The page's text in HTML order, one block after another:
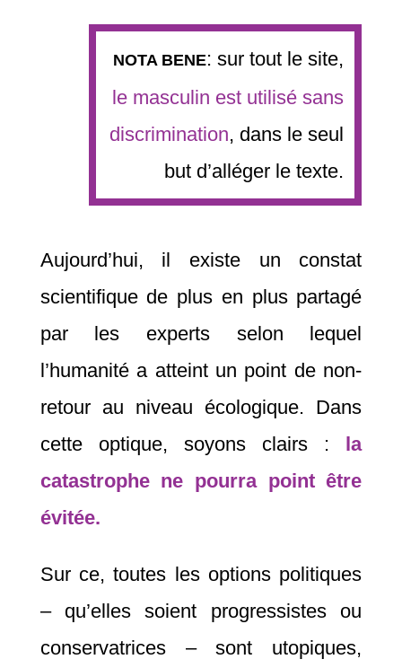
NOTA BENE: sur tout le site,
le masculin est utilisé sans
discrimination, dans le seul
but d’alléger le texte.
Aujourd’hui, il existe un constat
scientifique de plus en plus partagé
par les experts selon lequel
l’humanité a atteint un point de non-
retour au niveau écologique. Dans
cette optique, soyons clairs : la
catastrophe ne pourra point être
évitée.
Sur ce, toutes les options politiques
– qu’elles soient progressistes ou
conservatrices – sont utopiques,